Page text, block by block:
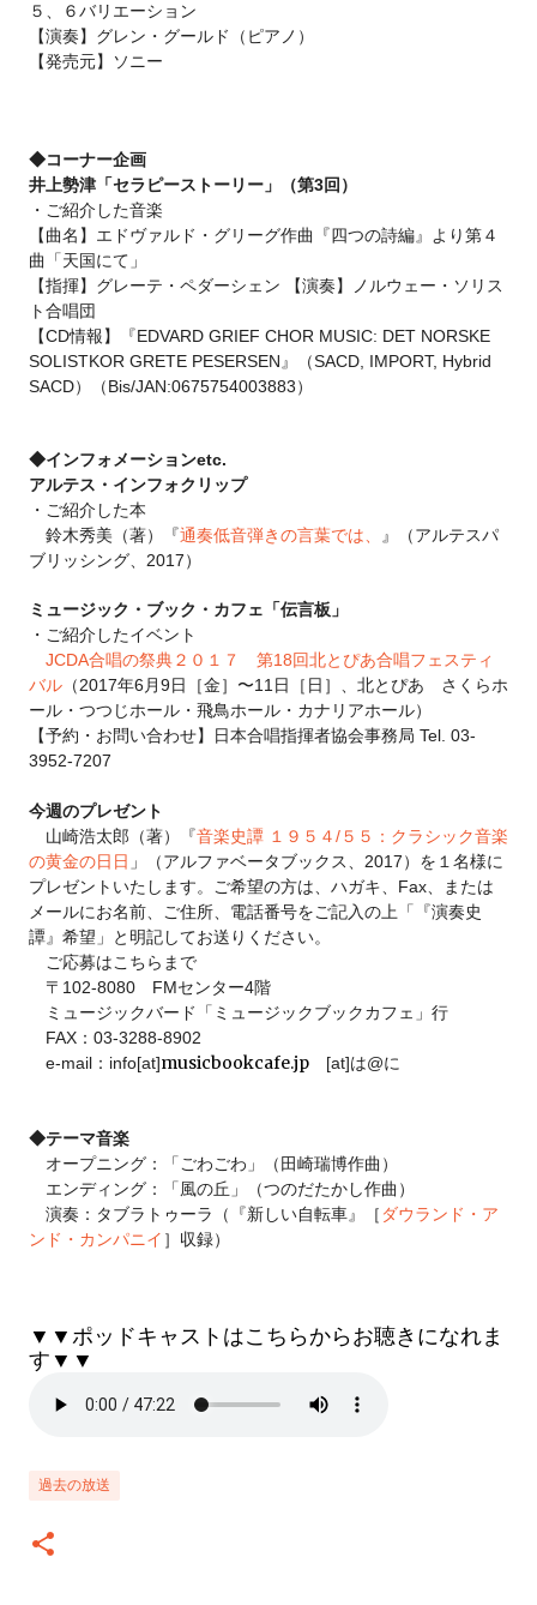
５、６バリエーション
【演奏】グレン・グールド（ピアノ）
【発売元】ソニー
◆コーナー企画
井上勢津「セラピーストーリー」（第3回）
・ご紹介した音楽
【曲名】エドヴァルド・グリーグ作曲『四つの詩編』より第４
曲「天国にて」
【指揮】グレーテ・ペダーシェン
【演奏】ノルウェー・ソリス
ト合唱団
【CD情報】『EDVARD GRIEF CHOR MUSIC: DET NORSKE
SOLISTKOR GRETE PESERSEN』（SACD, IMPORT, Hybrid
SACD）（Bis/JAN:0675754003883）
◆インフォメーションetc.
アルテス・インフォクリップ
・ご紹介した本
鈴木秀美（著）『通奏低音弾きの言葉では、 』
（アルテスパ
ブリッシング、2017）
ミュージック・ブック・カフェ「伝言板」
・ご紹介したイベント
JCDA合唱の祭典２０１７ 第18回北とぴあ合唱フェスティ
バル （2017年6月9日［金］ 〜11日［日］、北とぴあ さくらホ
ール・つつじホール・飛鳥ホール・カナリアホール）
【予約・お問い合わせ】日本合唱指揮者協会事務局 Tel. 03-
3952-7207
今週のプレゼント
山崎浩太郎 （著） 『音楽史譚 １９５４/５５：クラシック音楽
の黄金の日日 」 （アルファベータブックス、2017） を１名様に
プレゼントいたします。
ご希望の方は、ハガキ、Fax、または
メールにお名前、ご住所、電話番号をご記入の上「『演奏史
譚』 希望」 と明記してお送りください。
ご応募はこちらまで
〒102-8080 FMセンター4階
ミュージックバード「ミュージックブックカフェ」行
FAX：03-3288-8902
e-mail：info[at]musicbookcafe.jp [at]は@に
◆テーマ音楽
オープニング：「ごわごわ」（田崎瑞博作曲）
エンディング：「風の丘」（つのだたかし作曲）
演奏：タブラトゥーラ（『新しい自転車』［ ダウランド・ア
ンド・カンパニイ ］収録）
▼▼ポッドキャストはこちらからお聴きになれま
す▼▼
過去の放送